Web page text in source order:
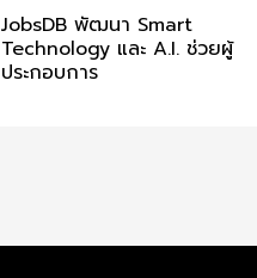
JobsDB พัฒนา Smart
Technology และ A.I. ช่วยผู้
ประกอบการ